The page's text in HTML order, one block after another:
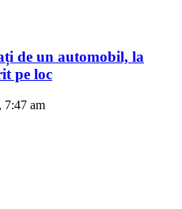
de un automobil, la
pe loc
7:47 am